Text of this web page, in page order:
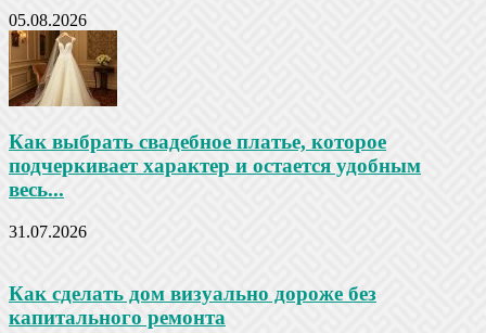
05.08.2026
Как выбрать свадебное платье, которое
подчеркивает характер и остается удобным
весь...
31.07.2026
Как сделать дом визуально дороже без
капитального ремонта